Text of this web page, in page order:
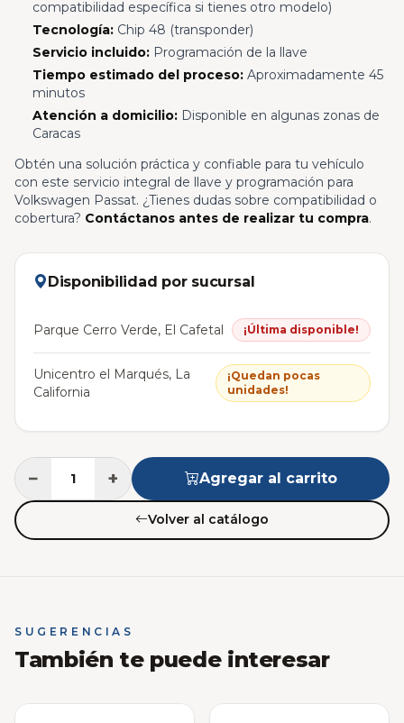
compatibilidad específica si tienes otro modelo)
Tecnología:Chip 48 (transponder)
Servicio incluido:Programación de la llave
Tiempo estimado del proceso:Aproximadamente 45
minutos
Atención a domicilio:Disponible en algunas zonas de
Caracas
Obtén una solución práctica y confiable para tu vehículo
con este servicio integral de llave y programación para
Volkswagen Passat. ¿Tienes dudas sobre compatibilidad o
cobertura? Contáctanos antes de realizar tu compra.
Disponibilidad por sucursal
Parque Cerro Verde, El Cafetal ¡Última disponible!
Unicentro el Marqués, La
California
¡Quedan pocas
unidades!
− + Agregar al carrito
Volver al catálogo
SUGERENCIAS
También te puede interesar